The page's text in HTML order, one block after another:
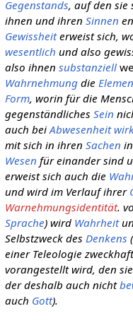
Gegenstands, auf den sie
ihnen und ihren Sinnen
Gewissheiterweist sich,
wesentlich und also
also ihnen substanziell
Wahrnehmungdie
Form, worin für die
gegenständliches Sein
auch bei Abwesenheit
mit sich in ihren Sachen
Wesen für einander sind
erweist sich auch die
und wird im Verlauf ihrer
Warnehmungsidentität.
Sprache) wird Wahrheit
Selbstzweck des Denkens
einer Teleologie
vorangestellt wird, den
der deshalb auch nicht
auch Gott).